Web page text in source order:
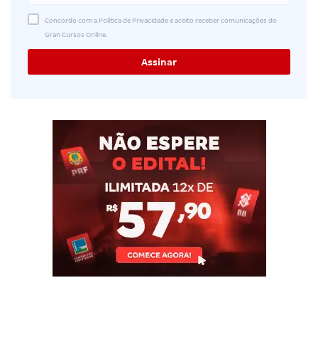
Concordo com a Política de Privacidade e aceito receber comunicações do
Gran Cursos Online.